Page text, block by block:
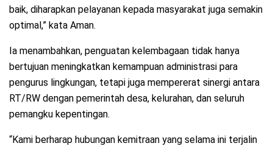
baik, diharapkan pelayanan kepada masyarakat juga semakin
optimal,” kata Aman.
Ia menambahkan, penguatan kelembagaan tidak hanya
bertujuan meningkatkan kemampuan administrasi para
pengurus lingkungan, tetapi juga mempererat sinergi antara
RT/RW dengan pemerintah desa, kelurahan, dan seluruh
pemangku kepentingan.
“Kami berharap hubungan kemitraan yang selama ini terjalin